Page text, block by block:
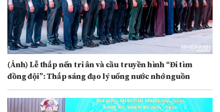
(Ảnh) Lễ thắp nến tri ân và cầu truyền hình “Đi tìm
đồng đội”: Thắp sáng đạo lý uống nước nhớ nguồn